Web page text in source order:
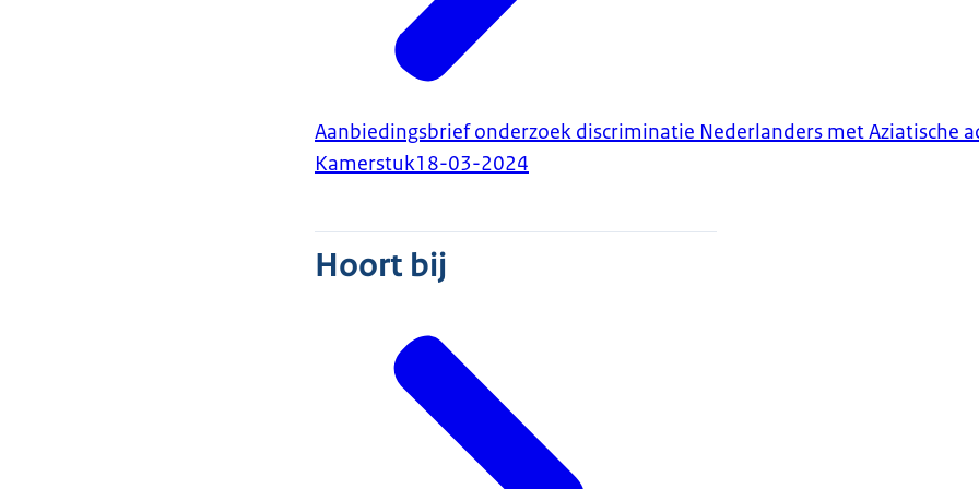
Aanbiedingsbrief onderzoek discriminatie Nederlanders met Aziatische
Kamerstuk18-03-2024
Hoort bij